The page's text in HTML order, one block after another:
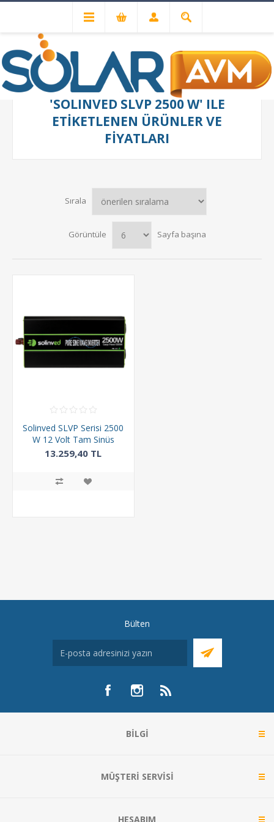
'SOLINVED SLVP 2500 W' ILE
ETIKETLENEN ÜRÜNLER VE
FIYATLARI
Sırala
Görüntüle Sayfa başına
Solinved SLVP Serisi 2500
W 12 Volt Tam Sinüs
İnverter
13.259,40 TL
Bülten
BILGI
MÜŞTERI SERVISI
HESABIM